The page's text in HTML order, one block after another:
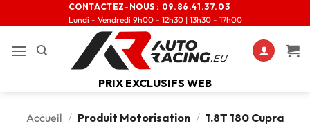
CONTACTEZ-NOUS : 09.86.41.37.03
Lundi - Vendredi 9h00 - 12h30 | 13h30 - 17h00
PRIX EXCLUSIFS WEB
Accueil / Produit Motorisation / 1.8T 180 Cupra